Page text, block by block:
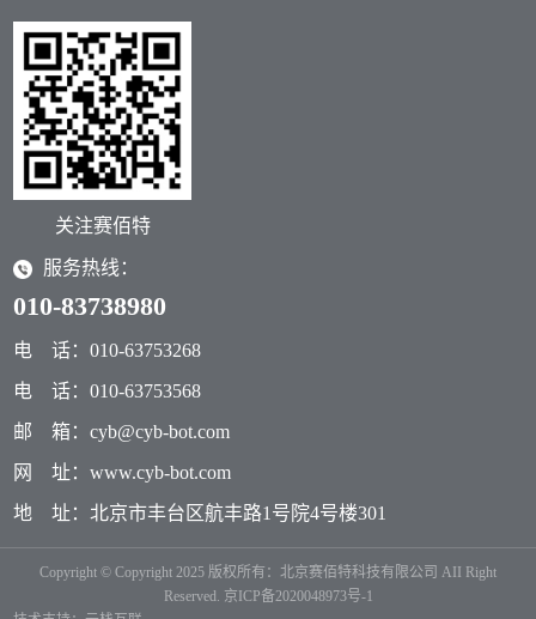
关注赛佰特
服务热线：
010-83738980
电 话：010-63753268
电 话：010-63753568
邮 箱：cyb@cyb-bot.com
网 址：www.cyb-bot.com
地 址：北京市丰台区航丰路1号院4号楼301
Copyright © Copyright 2025 版权所有：北京赛佰特科技有限公司 AII Right
Reserved. 京ICP备2020048973号-1